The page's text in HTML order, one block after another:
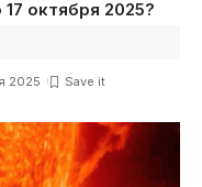
октября 2025?
2025